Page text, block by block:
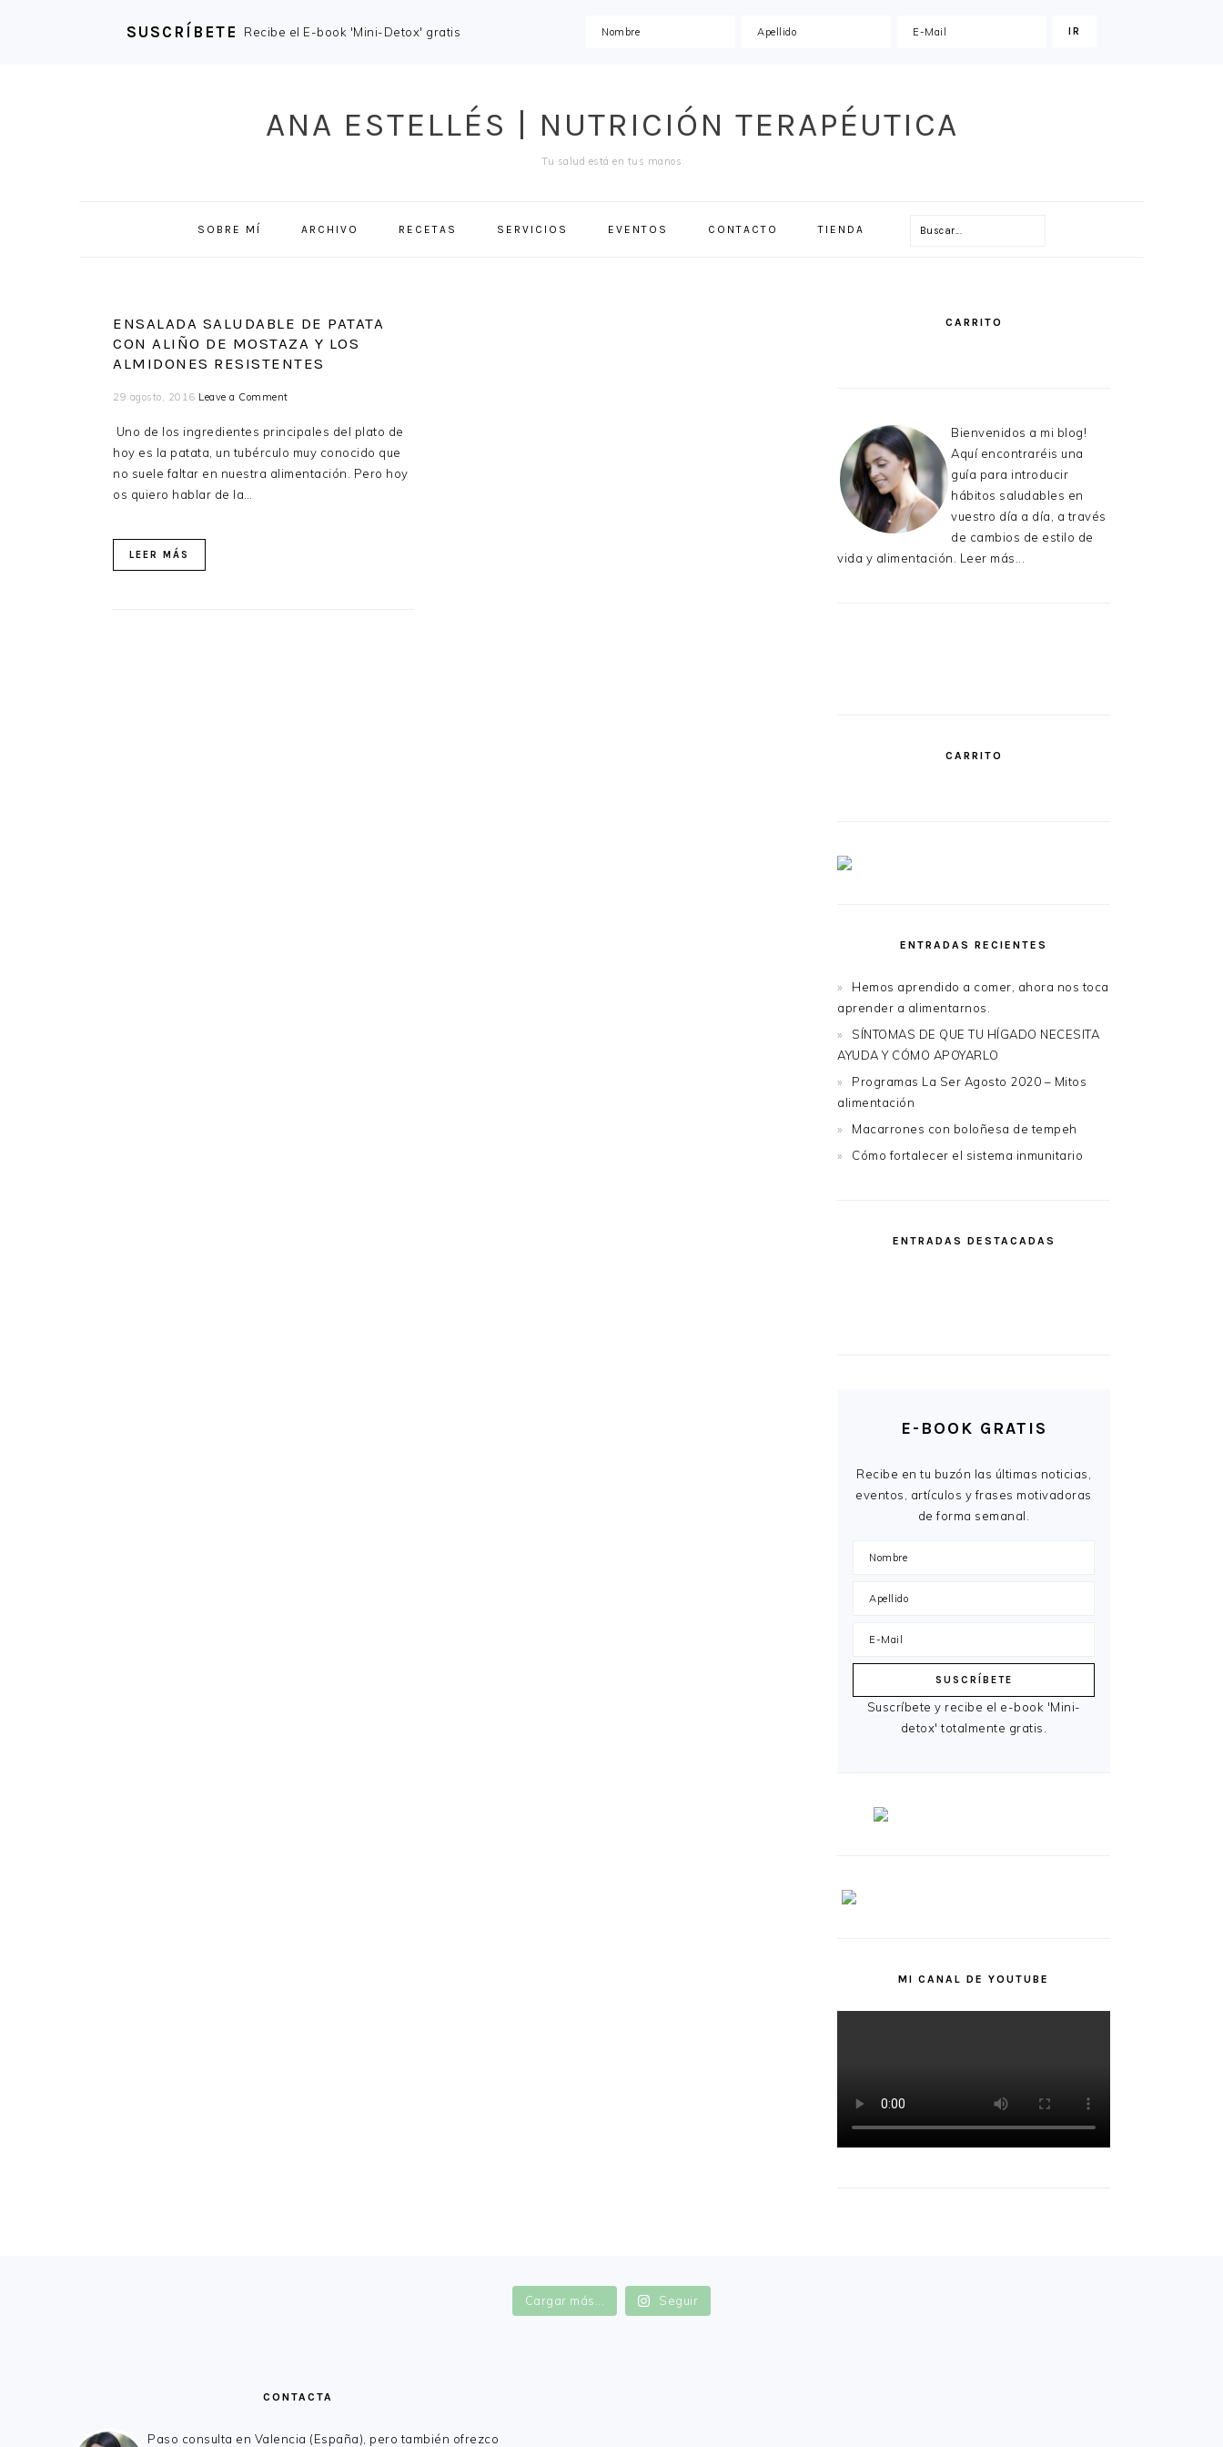
SUSCRÍBETE Recibe el E-book 'Mini-Detox' gratis
ANA ESTELLÉS | NUTRICIÓN TERAPÉUTICA
Tu salud está en tus manos
SOBRE MÍ ARCHIVO RECETAS SERVICIOS EVENTOS CONTACTO TIENDA Buscar...
ENSALADA SALUDABLE DE PATATA
CON ALIÑO DE MOSTAZA Y LOS
ALMIDONES RESISTENTES
29 agosto, 2016 Leave a Comment
Uno de los ingredientes principales del plato de
hoy es la patata, un tubérculo muy conocido que
no suele faltar en nuestra alimentación. Pero hoy
os quiero hablar de la…
LEER MÁS
CARRITO
Bienvenidos a mi blog!
Aquí encontraréis una
guía para introducir
hábitos saludables en
vuestro día a día, a través
de cambios de estilo de
vida y alimentación. Leer más...
CARRITO
ENTRADAS RECIENTES
Hemos aprendido a comer, ahora nos toca
aprender a alimentarnos.
SÍNTOMAS DE QUE TU HÍGADO NECESITA
AYUDA Y CÓMO APOYARLO
Programas La Ser Agosto 2020 – Mitos
alimentación
Macarrones con boloñesa de tempeh
Cómo fortalecer el sistema inmunitario
ENTRADAS DESTACADAS
E-BOOK GRATIS
Recibe en tu buzón las últimas noticias,
eventos, artículos y frases motivadoras
de forma semanal.
Suscríbete y recibe el e-book 'Mini-
detox' totalmente gratis.
MI CANAL DE YOUTUBE
Cargar más... Seguir
CONTACTA
Paso consulta en Valencia (España), pero también ofrezco